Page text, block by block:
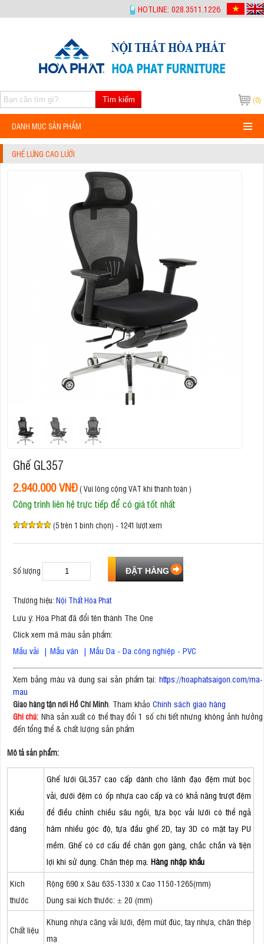
HOTLINE: 028.3511.1226
(0)
Tìm kiếm
DANH MỤC SẢN PHẨM
GHẾ LƯNG CAO LƯỚI
Ghế GL357
2.940.000 VNĐ( Vui lòng cộng VAT khi thanh toán )
Công trình liên hệ trực tiếp để có giá tốt nhất
(5 trên 1 bình chọn) - 1241 lượt xem
Số lượng
Thương hiệu: Nội Thất Hòa Phát
Lưu ý: Hòa Phát đã đổi tên thành The One
Click xem mã màu sản phẩm:
Mẫu vải | Mẫu ván | Mẫu Da - Da công nghiệp - PVC
Xem bảng màu và dung sai sản phẩm tại: https://hoaphatsaigon.com/ma-
mau
Giao hàng tận nơi Hồ Chí Minh . Tham khảo Chính sách giao hàng
Ghi chú: Nhà sản xuất có thể thay đổi 1 số chi tiết nhưng không ảnh hưởng
đến tổng thể & chất lượng sản phẩm
Mô tả sản phẩm:
Kiểu
dáng
Ghế lưới GL357 cao cấp dành cho lãnh đạo đệm mút bọc
vải, dưới đệm có ốp nhựa cao cấp và có khả năng trượt đệm
để điều chỉnh chiều sâu ngồi, tựa bọc vải lưới có thể ngả
hãm nhiều góc độ, tựa đầu ghế 2D, tay 3D có mặt tay PU
mềm. Ghế có cơ cấu để chân gọn gàng, chắc chắn và tiện
lợi khi sử dụng. Chân thép mạ. Hàng nhập khẩu
Kích
thước
Rộng 690 x Sâu 635-1330 x Cao 1150-1265(mm)
Dung sai kích thước: ± 20 (mm)
Chất liệu
Khung nhựa căng vải lưới, đệm mút đúc, tay nhựa, chân thép
mạ